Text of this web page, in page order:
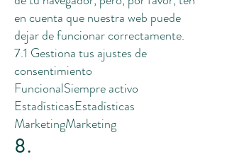
en cuenta que nuestra web puede
dejar de funcionar correctamente.
7.1 Gestiona tus ajustes de
consentimiento
FuncionalSiempre activo
EstadísticasEstadísticas
MarketingMarketing
8.